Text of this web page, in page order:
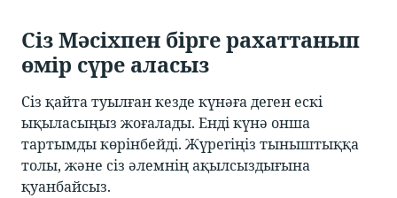
Сіз Мәсіхпен бірге рахаттанып
өмір сүре аласыз
Сіз қайта туылған кезде күнәға деген ескі
ықыласыңыз жоғалады. Енді күнә онша
тартымды көрінбейді. Жүрегіңіз тыныштыққа
толы, және сіз әлемнің ақылсыздығына
қуанбайсыз.